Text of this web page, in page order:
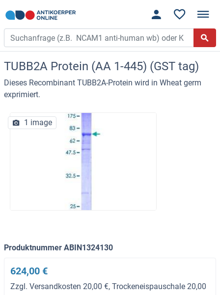
TUBB2A Protein (AA 1-445) (GST tag)
Dieses Recombinant TUBB2A-Protein wird in Wheat germ
exprimiert.
1 image
Produktnummer ABIN1324130
624,00 €
Zzgl. Versandkosten 20,00 €, Trockeneispauschale 20,00